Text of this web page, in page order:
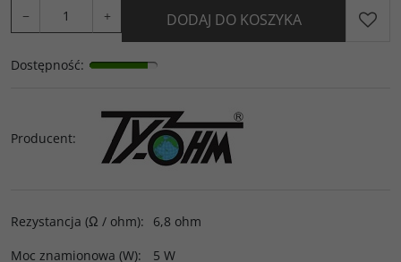
− + DODAJ DO KOSZYKA
Dostępność:
Producent:
Rezystancja (Ω / ohm):
6,8 ohm
Moc znamionowa (W): 5 W